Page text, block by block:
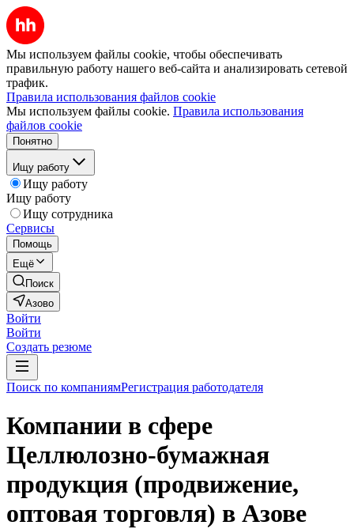
Мы используем файлы cookie, чтобы обеспечивать
правильную работу нашего веб-сайта и анализировать сетевой
трафик.
Правила использования файлов cookie
Мы используем файлы cookie. Правила использования
файлов cookie
Понятно
Ищу работу
Ищу работу
Ищу работу
Ищу сотрудника
Сервисы
Помощь
Ещё
Поиск
Азово
Войти
Войти
Создать резюме
Поиск по компаниямРегистрация работодателя
Компании в сфере
Целлюлозно-бумажная
продукция (продвижение,
оптовая торговля) в Азове